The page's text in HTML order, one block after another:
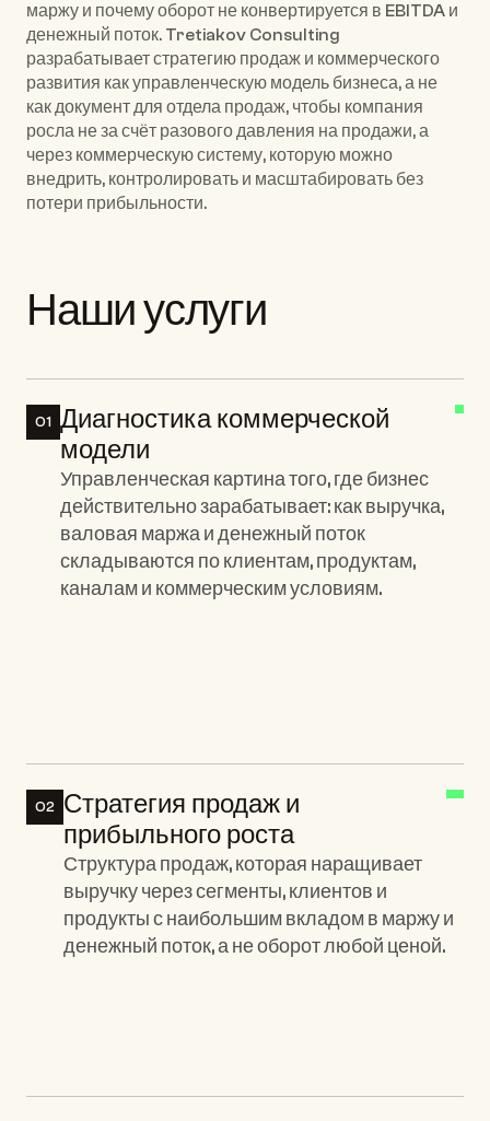
маржу и почему оборот не конвертируется в EBITDA и
денежный поток. Tretiakov Consulting
разрабатывает стратегию продаж и коммерческого
развития как управленческую модель бизнеса, а не
как документ для отдела продаж, чтобы компания
росла не за счёт разового давления на продажи, а
через коммерческую систему, которую можно
внедрить, контролировать и масштабировать без
потери прибыльности.
Наши услуги
01 Диагностика коммерческой
модели
Управленческая картина того, где бизнес
действительно зарабатывает: как выручка,
валовая маржа и денежный поток
складываются по клиентам, продуктам,
каналам и коммерческим условиям.
02 Стратегия продаж и
прибыльного роста
Структура продаж, которая наращивает
выручку через сегменты, клиентов и
продукты с наибольшим вкладом в маржу и
денежный поток, а не оборот любой ценой.